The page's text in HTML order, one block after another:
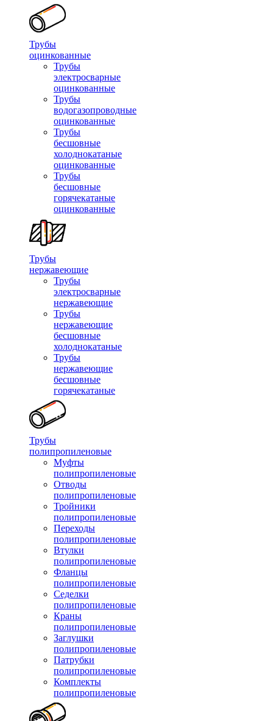
Трубы
оцинкованные
Трубы
электросварные
оцинкованные
Трубы
водогазопроводные
оцинкованные
Трубы
бесшовные
холоднокатаные
оцинкованные
Трубы
бесшовные
горячекатаные
оцинкованные
Трубы
нержавеющие
Трубы
электросварные
нержавеющие
Трубы
нержавеющие
бесшовные
холоднокатаные
Трубы
нержавеющие
бесшовные
горячекатаные
Трубы
полипропиленовые
Муфты
полипропиленовые
Отводы
полипропиленовые
Тройники
полипропиленовые
Переходы
полипропиленовые
Втулки
полипропиленовые
Фланцы
полипропиленовые
Седелки
полипропиленовые
Краны
полипропиленовые
Заглушки
полипропиленовые
Патрубки
полипропиленовые
Комплекты
полипропиленовые